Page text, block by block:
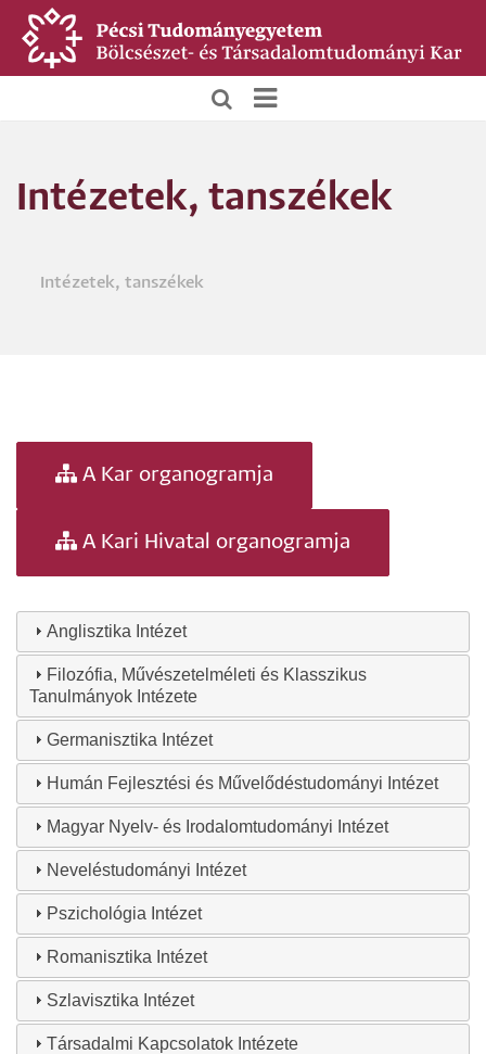
Ugrás
tartalomra
Főoldali
Intézetek, tanszékek
Morzsa
Intézetek, tanszékek
A Kar organogramja
A Kari Hivatal organogramja
Anglisztika Intézet
Filozófia, Művészetelméleti és Klasszikus
Tanulmányok Intézete
Germanisztika Intézet
Humán Fejlesztési és Művelődéstudományi Intézet
Magyar Nyelv- és Irodalomtudományi Intézet
Neveléstudományi Intézet
Pszichológia Intézet
Romanisztika Intézet
Szlavisztika Intézet
Társadalmi Kapcsolatok Intézete